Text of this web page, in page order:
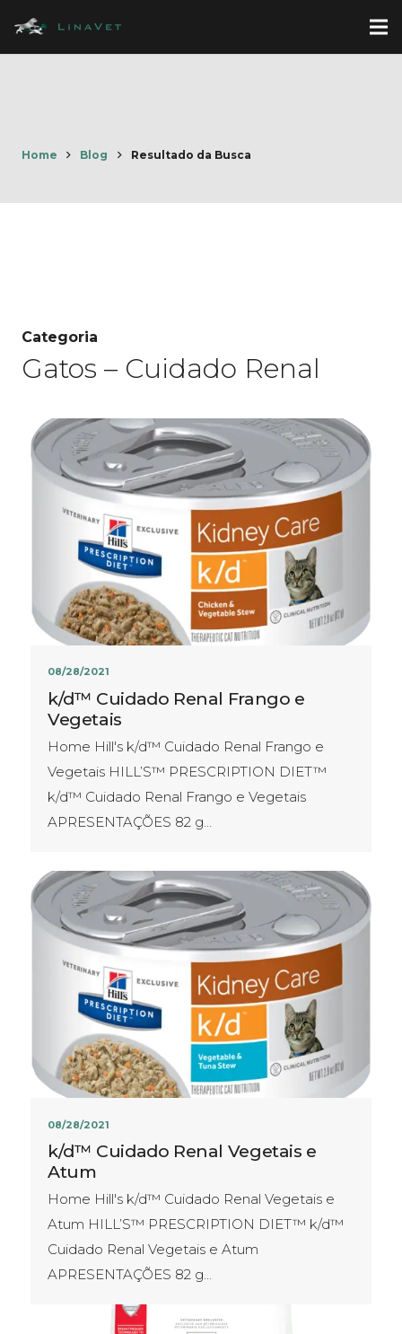
Home Blog Resultado da Busca
Categoria
Gatos – Cuidado Renal
08/28/2021
k/d™ Cuidado Renal Frango e
Vegetais
Home Hill's k/d™ Cuidado Renal Frango e
Vegetais HILL’S™ PRESCRIPTION DIET™
k/d™ Cuidado Renal Frango e Vegetais
APRESENTAÇÕES​ 82 g…
08/28/2021
k/d™ Cuidado Renal Vegetais e
Atum
Home Hill's k/d™ Cuidado Renal Vegetais e
Atum HILL’S™ PRESCRIPTION DIET™ k/d™
Cuidado Renal Vegetais e Atum
APRESENTAÇÕES​ 82 g…